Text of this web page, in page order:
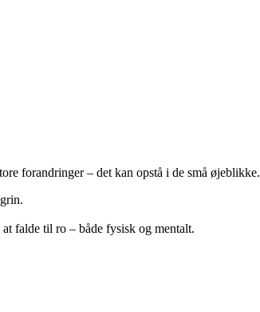
forandringer – det kan opstå i de små øjeblikke.
falde til ro – både fysisk og mentalt.